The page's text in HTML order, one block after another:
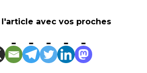
avec vos proches